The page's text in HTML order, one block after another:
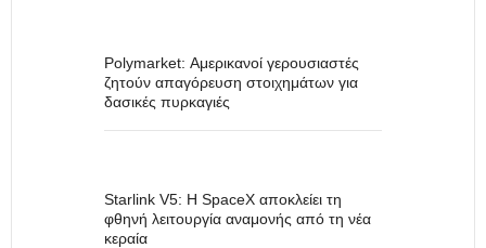
Polymarket: Αμερικανοί γερουσιαστές
ζητούν απαγόρευση στοιχημάτων για
δασικές πυρκαγιές
Starlink V5: Η SpaceX αποκλείει τη
φθηνή λειτουργία αναμονής από τη νέα
κεραία